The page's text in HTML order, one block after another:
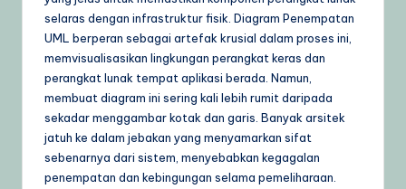
K
o
w
selaras dengan infrastruktur fisik. Diagram Penempatan
UML berperan sebagai artefak krusial dalam proses ini,
memvisualisasikan lingkungan perangkat keras dan
perangkat lunak tempat aplikasi berada. Namun,
membuat diagram ini sering kali lebih rumit daripada
sekadar menggambar kotak dan garis. Banyak arsitek
jatuh ke dalam jebakan yang menyamarkan sifat
sebenarnya dari sistem, menyebabkan kegagalan
penempatan dan kebingungan selama pemeliharaan.